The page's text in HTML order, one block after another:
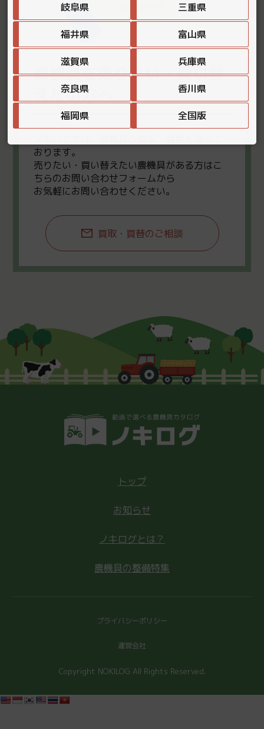
農機具を売りたい・買い替
えたい方へ
おります。
売りたい・買い替えたい農機具がある方はこ
ちらのお問い合わせフォームから
お気軽にお問い合わせください。
買取・買替のご相談
トップ
お知らせ
ノキログとは？
農機具の整備特集
プライバシーポリシー
運営会社
Copyright NOKILOG All Rights Reserved.
岐阜県 三重県
福井県 富山県
滋賀県 兵庫県
奈良県 香川県
福岡県 全国版